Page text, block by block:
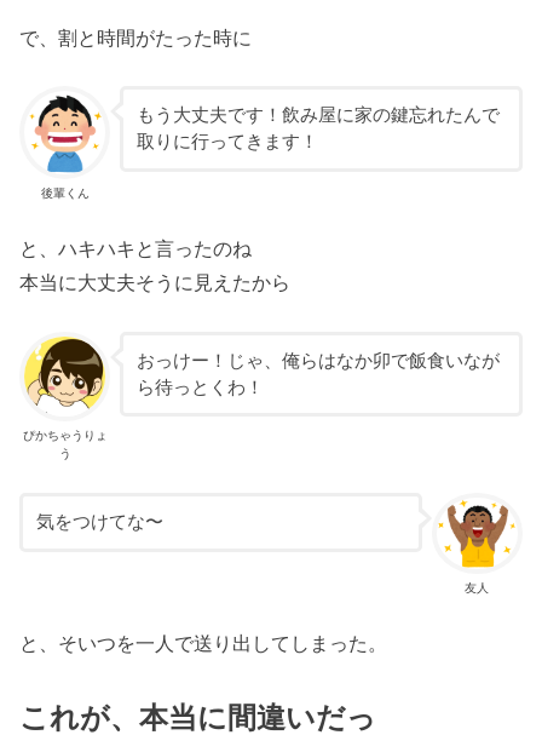
で、割と時間がたった時に
後輩くん
もう大丈夫です！飲み屋に家の鍵忘れたんで
取りに行ってきます！
と、ハキハキと言ったのね
本当に大丈夫そうに見えたから
ぴかちゃうりょ
う
おっけー！じゃ、俺らはなか卯で飯食いなが
ら待っとくわ！
友人
気をつけてな〜
と、そいつを一人で送り出してしまった。
これが、本当に間違いだっ